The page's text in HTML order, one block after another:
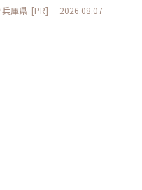
兵庫県 [PR] 2026.08.07